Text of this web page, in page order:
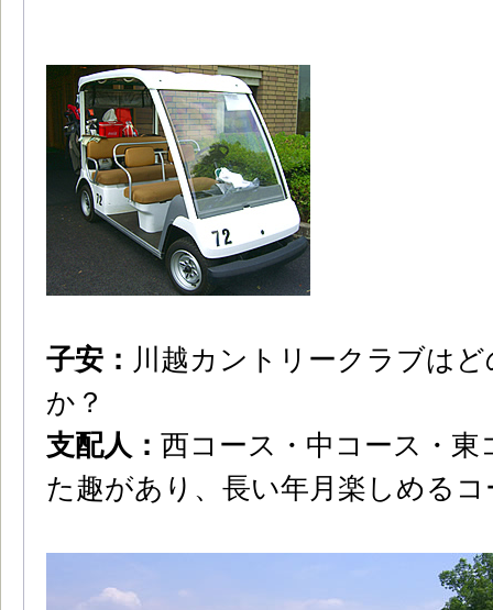
子安： 川越カントリークラブは
か？
支配人： 西コース・中コース・
た趣があり、長い年月楽しめる